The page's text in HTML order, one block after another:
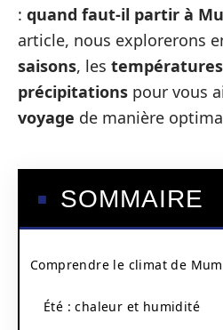
: quand faut-il partir à
article, nous explorerons
saisons, les températures
précipitations pour vous
voyage de manière
SOMMAIRE
Comprendre le climat de
Été : chaleur et humidité